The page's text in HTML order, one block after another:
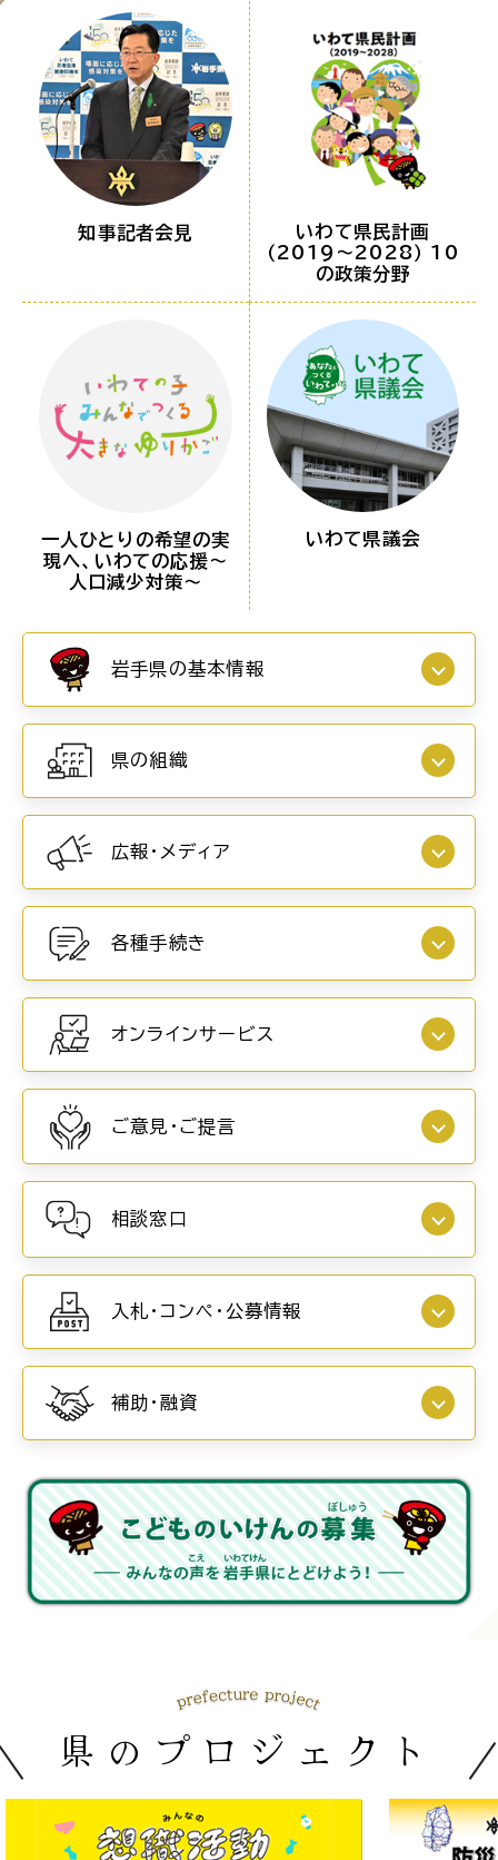
知事記者会見
いわて県民計画
（2019～2028） 10
の政策分野
一人ひとりの希望の実
現へ、いわての応援～
人口減少対策～
いわて県議会
岩手県の基本情報
県の組織
広報・メディア
各種手続き
オンラインサービス
ご意見・ご提言
相談窓口
入札・コンペ・公募情報
補助・融資
県のプロジェクト